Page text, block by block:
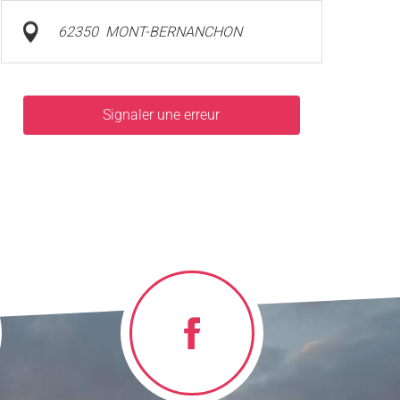
62350 MONT-BERNANCHON
Signaler une erreur